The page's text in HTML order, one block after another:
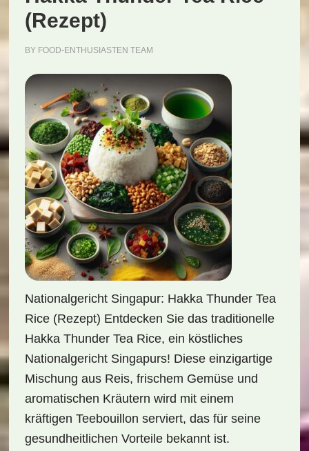
(Rezept)
BY FOOD-ENTHUSIASTEN TEAM
Nationalgericht Singapur: Hakka Thunder Tea
Rice (Rezept) Entdecken Sie das traditionelle
Hakka Thunder Tea Rice, ein köstliches
Nationalgericht Singapurs! Diese einzigartige
Mischung aus Reis, frischem Gemüse und
aromatischen Kräutern wird mit einem
kräftigen Teebouillon serviert, das für seine
gesundheitlichen Vorteile bekannt ist.